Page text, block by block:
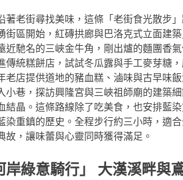
著老街尋找美味，這條「老街食光散步
街區開始，紅磚拱廊與巴洛克式立面建
近馳名的三峽金牛角，剛出爐的麵團香
傳統糕餅店，試試冬瓜露與手工麥芽糖
老店提供道地的豬血糕、滷味與古早味
小巷，探訪興隆宮與三峽祖師廟的建築
結晶。這條路線除了吃美食，也安排藍
染重鎮的歷史。全程步行約三小時，適
故，讓味蕾與心靈同時獲得滿足。
岸綠意騎行」 大漢溪畔與